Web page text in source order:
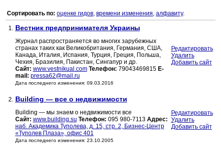
Сортировать по: оценке гидов, времени изменения, алфавиту.
1. Вестник предпринимателя Украины
Журнал распространяется во многих зарубежных
странах таких как Великобритания, Германия, США,
Канада, Италия, Испания, Турция, Греция, Польша,
Чехия, Бразилия, Пакистан, Сингапур и др.
Сайт: www.vestnikual.com Телефон: 79043469815 E-
mail: pressa62@mail.ru
Дата последнего изменения: 09.03.2016
Редактировать
Удалить
Добавить сайт
2. Building — все о недвижимости
Building — мы знаем о недвижимости все
Сайт: www.building.su Телефон: 095 980-7113 Адрес:
наб. Академика Туполева, д. 15, стр. 2, Бизнес-Центр
«Туполев Плаза», офис 401
Дата последнего изменения: 23.10.2005
Редактировать
Удалить
Добавить сайт